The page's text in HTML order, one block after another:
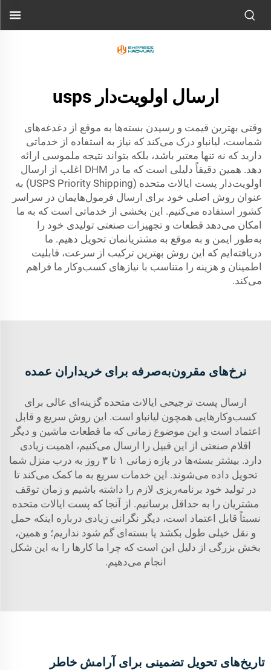
ارسال اولویت‌دار usps
وقتی بهترین قیمت و رسیدن بسته‌ها به موقع از دغدغه‌های
شماست، لیانباو درک می‌کند که نیاز به استفاده از خدماتی
دارید که نه تنها معتبر باشد، بلکه بتواند نتیجه ملموسی ارائه
دهد. همین دقیقاً دلیلی است که ما در DHM اغلب از ارسال
اولویت‌دار پست ایالات متحده (USPS Priority Shipping) به
عنوان روش اصلی خود برای ارسال فرمول‌هایمان در سراسر
کشور استفاده می‌کنیم. این بخشی از خدماتی است که به ما
امکان می‌دهد قطعات و تجهیزات صنعتی تولیدی خود را
به‌طور ایمن و به موقع به مشتریانمان تحویل دهیم. ما
دریافته‌ایم که این روش بهترین ترکیب از سرعت، قابلیت
اطمینان و هزینه را متناسب با نیازهای کسب‌وکار ما فراهم
می‌کند.
نرخ‌های مقرون‌به‌صرفه برای خریداران عمده
ارسال پست ترجیحی ایالات متحده گزینه‌ای عالی برای
کسب‌وکارهایی همچون لیانباو است. این روش سریع و قابل
اعتماد است و این موضوع زمانی که ما قطعات ماشین و دیگر
اقلام صنعتی از این قبیل را ارسال می‌کنیم، اهمیت زیادی
دارد. بیشتر بسته‌ها در بازه زمانی ۱ تا ۳ روز به درب منزل شما
تحویل داده می‌شوند. این خدمات سریع به ما کمک می‌کند تا
در تولید خود برنامه‌ریزی لازم را داشته باشیم و زمان توقف
مشتریان را به حداقل برسانیم. از آنجا که پست ایالات متحده
نسبتاً قابل اعتماد است، دیگر نگرانی زیادی درباره اینکه حمل
و نقل خیلی طول بکشد یا بسته‌ای گم شود نداریم؛ و همین،
بخش بزرگی از دلیل این است که چرا ما کارها را به این شکل
انجام می‌دهیم.
تاریخ‌های تحویل تضمینی برای آرامش خاطر